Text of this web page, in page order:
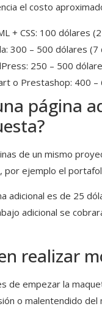
el costo
+ CSS: 100 dólares
300 – 500 dólares (7
250 – 500
o Prestashop: 400
página
de un mismo
por ejemplo el
adicional es de 25
adicional se
realizar
de empezar la
o malentendido